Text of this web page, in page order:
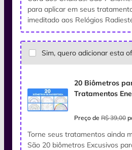
para aplicar em seus
imeditado aos Relógios
Sim, quero adicionar esta
20 Biômetros
Tratamentos
Preço de R$ 39,00
Torne seus tratamentos ainda
São 20 biômetros Excusivos